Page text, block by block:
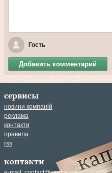
Гость
Добавить комментарий
сервисы
новини компаній
реклама
контакти
правила
rss
контакти